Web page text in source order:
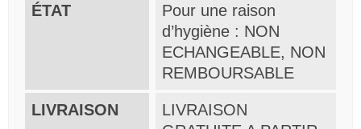
ÉTAT
Pour une raison
d’hygiène : NON
ECHANGEABLE, NON
REMBOURSABLE
LIVRAISON
LIVRAISON